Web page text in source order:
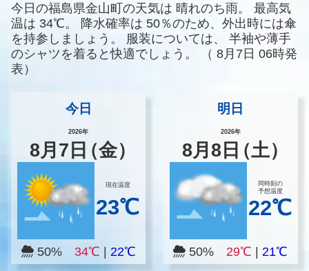
今日の福島県金山町の天気は 晴れのち雨。
最高気
温は 34℃。 降水確率は 50％のため、外出時には傘
を持参しましょう。
服装については、
半袖や薄手
のシャツを着ると快適でしょう。
（ 8月7日 06時発
表）
今日
2026年
8月 7 日（金）
現在温度
23℃
50% 34℃ 22℃
明日
2026年
8月8 日（土）
同時刻の
予想温度
22℃
50% 29℃ |21℃